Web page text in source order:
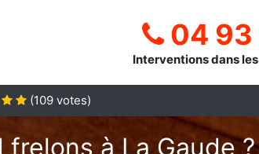
04 93
Interventions dans
(109 votes)
à La Gaude ?